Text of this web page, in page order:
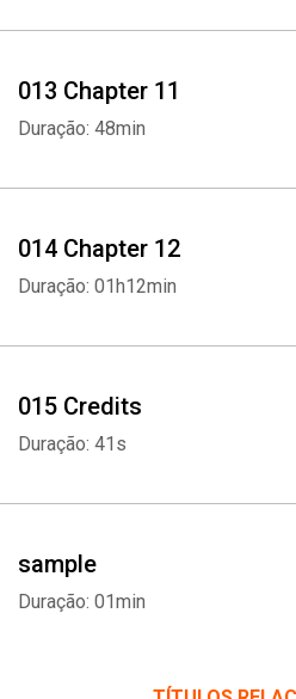
013 Chapter 11
Duração: 48min
014 Chapter 12
Duração: 01h12min
015 Credits
Duração: 41s
sample
Duração: 01min